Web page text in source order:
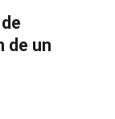
de un